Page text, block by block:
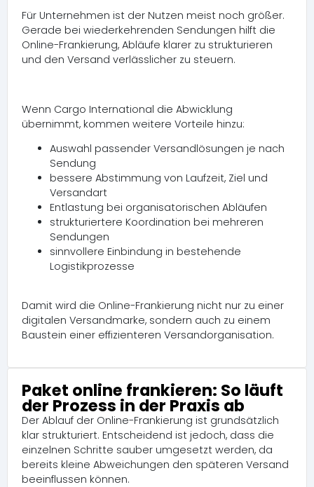
Für Unternehmen ist der Nutzen meist noch größer.
Gerade bei wiederkehrenden Sendungen hilft die
Online-Frankierung, Abläufe klarer zu strukturieren
und den Versand verlässlicher zu steuern.
Wenn Cargo International die Abwicklung
übernimmt, kommen weitere Vorteile hinzu:
Auswahl passender Versandlösungen je nach
Sendung
bessere Abstimmung von Laufzeit, Ziel und
Versandart
Entlastung bei organisatorischen Abläufen
strukturiertere Koordination bei mehreren
Sendungen
sinnvollere Einbindung in bestehende
Logistikprozesse
Damit wird die Online-Frankierung nicht nur zu einer
digitalen Versandmarke, sondern auch zu einem
Baustein einer effizienteren Versandorganisation.
Paket online frankieren: So läuft
der Prozess in der Praxis ab
Der Ablauf der Online-Frankierung ist grundsätzlich
klar strukturiert. Entscheidend ist jedoch, dass die
einzelnen Schritte sauber umgesetzt werden, da
bereits kleine Abweichungen den späteren Versand
beeinflussen können.